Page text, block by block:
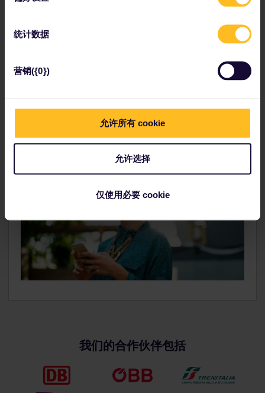
统计数据
营销({0})
允许所有 cookie
允许选择
仅使用必要 cookie
对于上述行程，您需要购买每个旅程的旅行天数对应的全境通
只需带上行李登上第一趟列车即可开启您的探险之旅！
查看全境通票
我们的合作伙伴包括